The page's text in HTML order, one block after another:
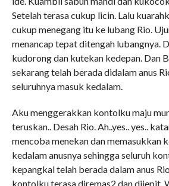
Setelah terasa cukup licin. Lalu
cukup menegang itu ke lubang Rio.
menancap tepat ditengah lubangnya.
kudorong dan kutekan kedepan. Dan
sekarang telah berada didalam anus
seluruhnya masuk kedalam.
Aku menggerakkan kontolku maju
teruskan.. Desah Rio. Ah..yes.. yes..
mencoba menekan dan memasukkan
kedalam anusnya sehingga seluruh
kepangkal telah berada dalam anus
kontolku terasa diremas2 dan dijepit.